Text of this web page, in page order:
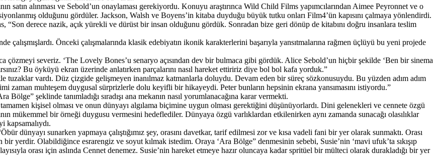
alınması ve Sebold’un onaylaması gerekiyordu. Konuyu araştırınca Wild Child Films yapımcılarından Aimee Peyronnet ve o
olduğunu gördüler. Jackson, Walsh ve Boyens’in kitaba duyduğu büyük tutku onları Film4’ün kapısını çalmaya yönlendirdi.
“Son derece nazik, açık yürekli ve dürüst bir insan olduğunu gördük. Sonradan bize geri dönüp de kitabını doğru insanlara teslim
çalışmışlardı. Önceki çalışmalarında klasik edebiyatın ikonik karakterlerini başarıyla yansıtmalarına rağmen üçlüyü bu yeni projede
çözmeyi severiz. ‘The Lovely Bones’u senaryo açısından dev bir bulmaca gibi gördük. Alice Sebold’un hiçbir şekilde ‘Ben bir sinema
Bu öyküyü ekran üzerinde anlatırken parçalarını nasıl hareket ettiririz diye bol bol kafa yorduk.”
tuzaklar vardı. Düz çizgide gelişmeyen inanılmaz katmanlarla doluydu. Devam eden bir süreç sözkonusuydu. Bu yüzden adım adım
zaman muhteşem duygusal sürprizlerle dolu keyifli bir hikayeydi. Peter bunların hepsinin ekrana yansımasını istiyordu.”
şeklinde tanımladığı sıradışı ana mekanın nasıl yorumlanacağına karar vermekti.
kişisel olması ve onun dünyayı algılama biçimine uygun olması gerektiğini düşünüyorlardı. Dini gelenekleri ve cennete özgü
mükemmel bir örneği duygusu vermesini hedeflediler. Dünyaya özgü varlıklardan etkilenirken aynı zamanda sunacağı olasılıklar
kapsamalıydı.
dünyayı sunarken yapmaya çalıştığımız şey, orasını davetkar, tarif edilmesi zor ve kısa vadeli fani bir yer olarak sunmaktı. Orası
yerdir. Olabildiğince esrarengiz ve soyut kılmak istedim. Oraya ‘Ara Bölge” denmesinin sebebi, Susie’nin ‘mavi ufuk’ta sıkışıp
orası için aslında Cennet denemez. Susie’nin hareket etmeye hazır oluncaya kadar spritüel bir mülteci olarak durakladığı bir yer